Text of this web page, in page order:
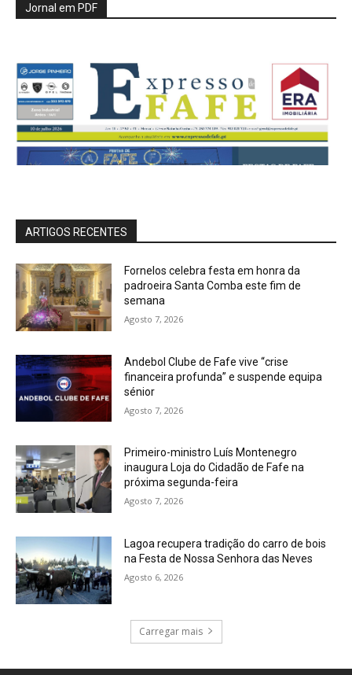
Jornal em PDF
ARTIGOS RECENTES
Fornelos celebra festa em honra da
padroeira Santa Comba este fim de
semana
Agosto 7, 2026
Andebol Clube de Fafe vive “crise
financeira profunda” e suspende equipa
sénior
Agosto 7, 2026
Primeiro-ministro Luís Montenegro
inaugura Loja do Cidadão de Fafe na
próxima segunda-feira
Agosto 7, 2026
Lagoa recupera tradição do carro de bois
na Festa de Nossa Senhora das Neves
Agosto 6, 2026
Carregar mais